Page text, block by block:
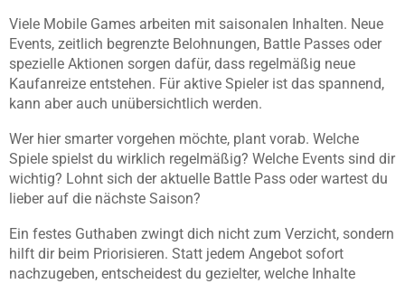
Viele Mobile Games arbeiten mit saisonalen Inhalten. Neue
Events, zeitlich begrenzte Belohnungen, Battle Passes oder
spezielle Aktionen sorgen dafür, dass regelmäßig neue
Kaufanreize entstehen. Für aktive Spieler ist das spannend,
kann aber auch unübersichtlich werden.
Wer hier smarter vorgehen möchte, plant vorab. Welche
Spiele spielst du wirklich regelmäßig? Welche Events sind dir
wichtig? Lohnt sich der aktuelle Battle Pass oder wartest du
lieber auf die nächste Saison?
Ein festes Guthaben zwingt dich nicht zum Verzicht, sondern
hilft dir beim Priorisieren. Statt jedem Angebot sofort
nachzugeben, entscheidest du gezielter, welche Inhalte